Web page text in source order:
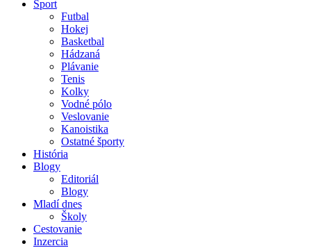
Šport
Futbal
Hokej
Basketbal
Hádzaná
Plávanie
Tenis
Kolky
Vodné pólo
Veslovanie
Kanoistika
Ostatné športy
História
Blogy
Editoriál
Blogy
Mladí dnes
Školy
Cestovanie
Inzercia